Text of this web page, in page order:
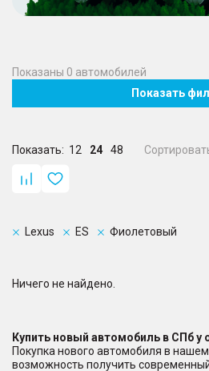
Показаны 0 автомобилей
Показать
Показать: 12 24 48
Lexus ES Фиолетовый
Ничего не найдено.
Купить новый автомобиль в СПб у
Покупка нового автомобиля в
возможность получить